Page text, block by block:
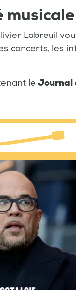
Labreuil
concerts, les
le Journal